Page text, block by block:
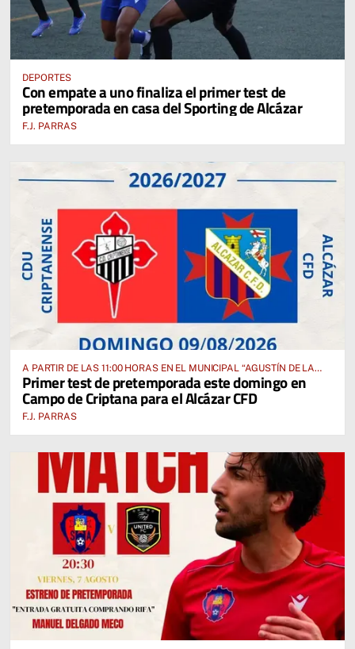
DEPORTES
Con empate a uno finaliza el primer test de
pretemporada en casa del Sporting de Alcázar
F.J. PARRAS
A PARTIR DE LAS 11:00 HORAS EN EL MUNICIPAL “AGUSTÍN DE LA
FUENTE” ANTE EL CUD CRIPTANENSE
Primer test de pretemporada este domingo en
Campo de Criptana para el Alcázar CFD
F.J. PARRAS